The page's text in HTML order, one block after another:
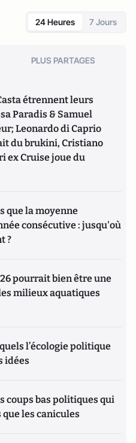
24 Heures 7 Jours
PLUS PARTAGES
étrennent leurs
Paradis & Samuel
Leonardo di Caprio
du brukini, Cristiano
ex Cruise joue du
que la moyenne
consécutive : jusqu'où
?
pourrait bien être une
milieux aquatiques
l’écologie politique
idées
coups bas politiques qui
les canicules